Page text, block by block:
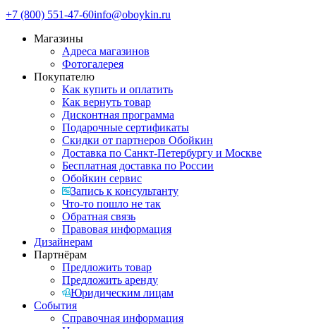
+7 (800) 551-47-60info@oboykin.ru
Магазины
Адреса магазинов
Фотогалерея
Покупателю
Как купить и оплатить
Как вернуть товар
Дисконтная программа
Подарочные сертификаты
Скидки от партнеров Обойкин
Доставка по Санкт-Петербургу и Москве
Бесплатная доставка по России
Обойкин сервис
Запись к консультанту
Что-то пошло не так
Обратная связь
Правовая информация
Дизайнерам
Партнёрам
Предложить товар
Предложить аренду
Юридическим лицам
События
Справочная информация